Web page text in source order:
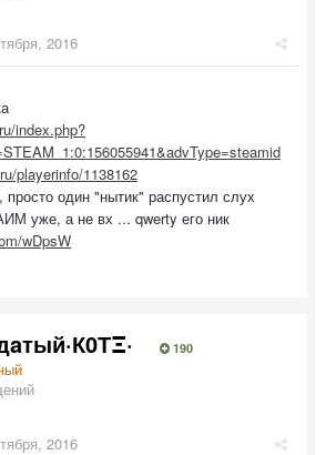
2016
index.php?
playerinfo/1138162
просто один "нытик" распустил слух
уже, а не вх ... qwerty его ник
wDpsW
190
2016